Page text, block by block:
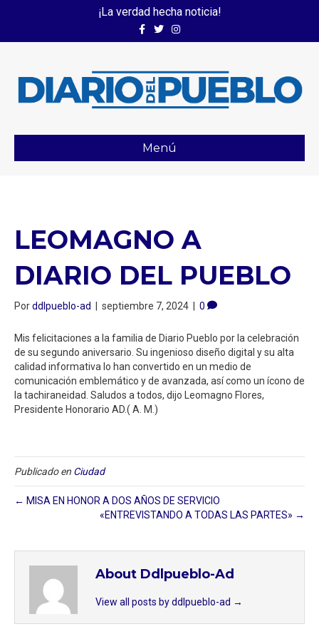
¡La verdad hecha noticia!
FacebookTwitterInstagram
Menú
LEOMAGNO A
DIARIO DEL PUEBLO
Porddlpueblo-ad | septiembre 7, 2024 | 0
Mis felicitaciones a la familia de Diario Pueblo por la celebración
de su segundo aniversario. Su ingenioso diseño digital y su alta
calidad informativa lo han convertido en un medio de
comunicación emblemático y de avanzada, así como un ícono de
la tachiraneidad. Saludos a todos, dijo Leomagno Flores,
Presidente Honorario AD.( A. M.)
Publicado en Ciudad
← MISA EN HONOR A DOS AÑOS DE SERVICIO
«ENTREVISTANDO A TODAS LAS PARTES» →
About Ddlpueblo-Ad
View all posts by ddlpueblo-ad →